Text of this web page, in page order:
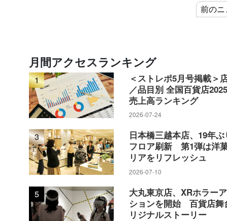
前のニ
月間アクセスランキング
1
＜ストレポ5月号掲載＞
／品目別 全国百貨店
売上高ランキング
2026-07-24
3
日本橋三越本店、19年
フロア刷新 第1弾は洋
リアをリフレッシュ
2026-07-10
5
大丸東京店、XRホラー
ションを開始 百貨店舞
リジナルストーリー